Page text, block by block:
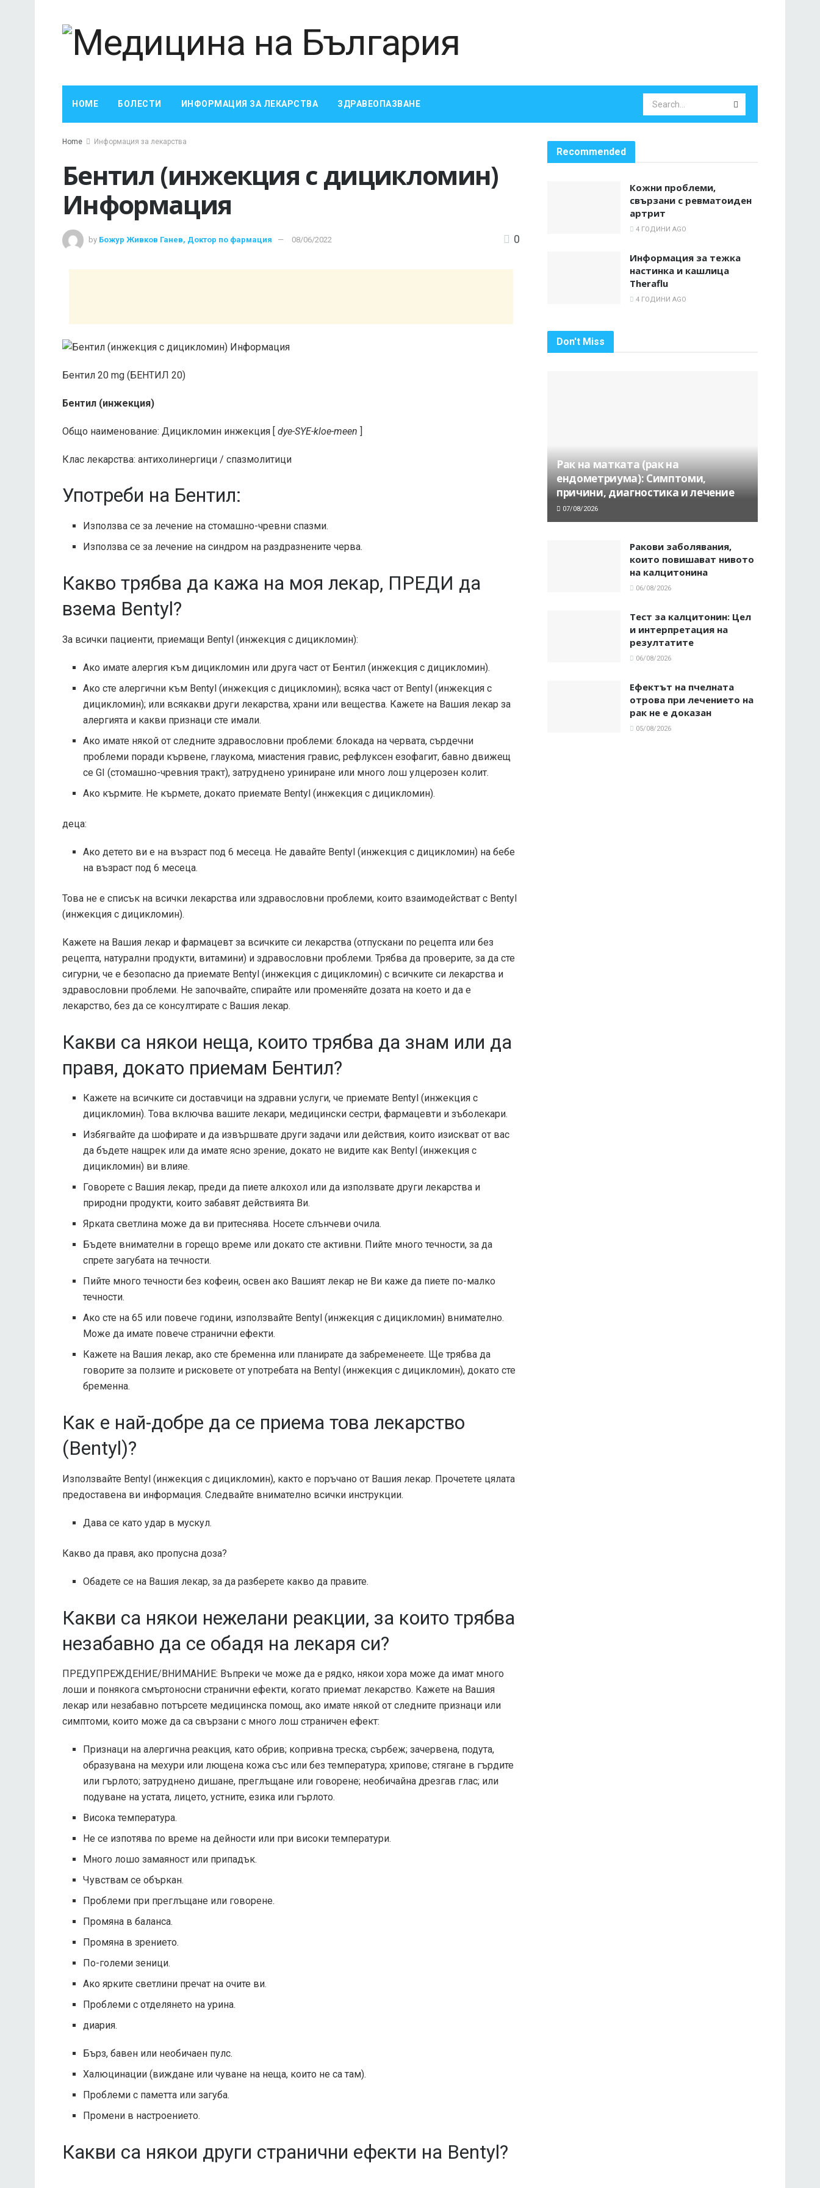
HOME БОЛЕСТИ ИНФОРМАЦИЯ ЗА ЛЕКАРСТВА ЗДРАВЕОПАЗВАНЕ
Home Информация за лекарства
Бентил (инжекция с дицикломин)
Информация
by Божур Живков Ганев, Доктор по фармация 08/06/2022 0
Бентил 20 mg (БЕНТИЛ 20)
Бентил (инжекция)
Общо наименование: Дицикломин инжекция [ dye-SYE-kloe-meen ]
Клас лекарства: антихолинергици / спазмолитици
Употреби на Бентил:
Използва се за лечение на стомашно-чревни спазми.
Използва се за лечение на синдром на раздразнените черва.
Какво трябва да кажа на моя лекар, ПРЕДИ да
взема Bentyl?
За всички пациенти, приемащи Bentyl (инжекция с дицикломин):
Ако имате алергия към дицикломин или друга част от Бентил (инжекция с дицикломин).
Ако сте алергични към Bentyl (инжекция с дицикломин); всяка част от Bentyl (инжекция с
дицикломин); или всякакви други лекарства, храни или вещества. Кажете на Вашия лекар за
алергията и какви признаци сте имали.
Ако имате някой от следните здравословни проблеми: блокада на червата, сърдечни
проблеми поради кървене, глаукома, миастения гравис, рефлуксен езофагит, бавно движещ
се GI (стомашно-чревния тракт), затруднено уриниране или много лош улцерозен колит.
Ако кърмите. Не кърмете, докато приемате Bentyl (инжекция с дицикломин).
деца:
Ако детето ви е на възраст под 6 месеца. Не давайте Bentyl (инжекция с дицикломин) на бебе
на възраст под 6 месеца.
Това не е списък на всички лекарства или здравословни проблеми, които взаимодействат с Bentyl
(инжекция с дицикломин).
Кажете на Вашия лекар и фармацевт за всичките си лекарства (отпускани по рецепта или без
рецепта, натурални продукти, витамини) и здравословни проблеми. Трябва да проверите, за да сте
сигурни, че е безопасно да приемате Bentyl (инжекция с дицикломин) с всичките си лекарства и
здравословни проблеми. Не започвайте, спирайте или променяйте дозата на което и да е
лекарство, без да се консултирате с Вашия лекар.
Какви са някои неща, които трябва да знам или да
правя, докато приемам Бентил?
Кажете на всичките си доставчици на здравни услуги, че приемате Bentyl (инжекция с
дицикломин). Това включва вашите лекари, медицински сестри, фармацевти и зъболекари.
Избягвайте да шофирате и да извършвате други задачи или действия, които изискват от вас
да бъдете нащрек или да имате ясно зрение, докато не видите как Bentyl (инжекция с
дицикломин) ви влияе.
Говорете с Вашия лекар, преди да пиете алкохол или да използвате други лекарства и
природни продукти, които забавят действията Ви.
Ярката светлина може да ви притеснява. Носете слънчеви очила.
Бъдете внимателни в горещо време или докато сте активни. Пийте много течности, за да
спрете загубата на течности.
Пийте много течности без кофеин, освен ако Вашият лекар не Ви каже да пиете по-малко
течности.
Ако сте на 65 или повече години, използвайте Bentyl (инжекция с дицикломин) внимателно.
Може да имате повече странични ефекти.
Кажете на Вашия лекар, ако сте бременна или планирате да забременеете. Ще трябва да
говорите за ползите и рисковете от употребата на Bentyl (инжекция с дицикломин), докато сте
бременна.
Как е най-добре да се приема това лекарство
(Bentyl)?
Използвайте Bentyl (инжекция с дицикломин), както е поръчано от Вашия лекар. Прочетете цялата
предоставена ви информация. Следвайте внимателно всички инструкции.
Дава се като удар в мускул.
Какво да правя, ако пропусна доза?
Обадете се на Вашия лекар, за да разберете какво да правите.
Какви са някои нежелани реакции, за които трябва
незабавно да се обадя на лекаря си?
ПРЕДУПРЕЖДЕНИЕ/ВНИМАНИЕ: Въпреки че може да е рядко, някои хора може да имат много
лоши и понякога смъртоносни странични ефекти, когато приемат лекарство. Кажете на Вашия
лекар или незабавно потърсете медицинска помощ, ако имате някой от следните признаци или
симптоми, които може да са свързани с много лош страничен ефект:
Признаци на алергична реакция, като обрив; копривна треска; сърбеж; зачервена, подута,
образувана на мехури или лющена кожа със или без температура; хрипове; стягане в гърдите
или гърлото; затруднено дишане, преглъщане или говорене; необичайна дрезгав глас; или
подуване на устата, лицето, устните, езика или гърлото.
Висока температура.
Не се изпотява по време на дейности или при високи температури.
Много лошо замаяност или припадък.
Чувствам се объркан.
Проблеми при преглъщане или говорене.
Промяна в баланса.
Промяна в зрението.
По-големи зеници.
Ако ярките светлини пречат на очите ви.
Проблеми с отделянето на урина.
диария.
Бърз, бавен или необичаен пулс.
Халюцинации (виждане или чуване на неща, които не са там).
Проблеми с паметта или загуба.
Промени в настроението.
Какви са някои други странични ефекти на Bentyl?
Recommended
Кожни проблеми,
свързани с ревматоиден
артрит
4 ГОДИНИ AGO
Информация за тежка
настинка и кашлица
Theraflu
4 ГОДИНИ AGO
Don't Miss
Рак на матката (рак на
ендометриума): Симптоми,
причини, диагностика и лечение
07/08/2026
Ракови заболявания,
които повишават нивото
на калцитонина
06/08/2026
Тест за калцитонин: Цел
и интерпретация на
резултатите
06/08/2026
Ефектът на пчелната
отрова при лечението на
рак не е доказан
05/08/2026